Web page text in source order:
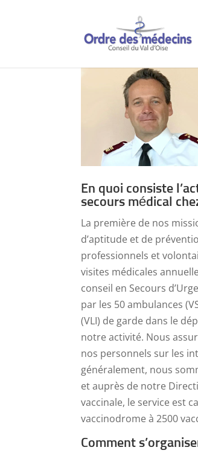
En quoi consiste
secours médical
La première de nos
d’aptitude et de
professionnels et
visites médicales
conseil en Secours
par les 50 ambulances
(VLI) de garde dans le
notre activité. Nous
nos personnels sur les
généralement, nous
et auprès de notre
vaccinale, le service est
vaccinodrome à 2500
Comment